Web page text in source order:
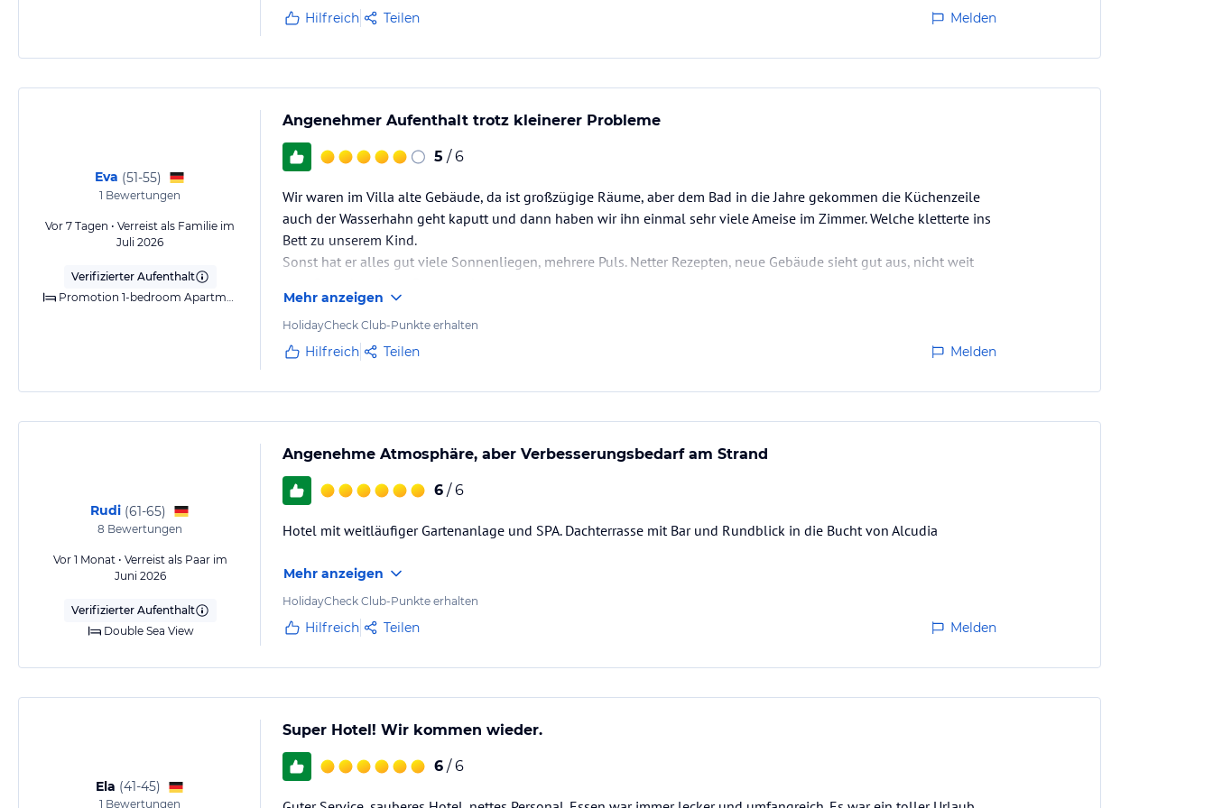
TUI bearbeitet meine Reklamation auch nicht, weil ich vor Ort einfach von 15 Sachen Beweisfotos und Protokolle
anfertigen und gegenzeichnen lassen soll, statt wenigstens etwas aus meinem sowieso schon kurzen
Familienurlaub zu machen?
Hilfreich Teilen Melden
Eva (51-55)
1 Bewertungen
Vor 7 Tagen • Verreist als Familie im
Juli 2026
Verifizierter Aufenthalt
Promotion 1-bedroom Apartment
Angenehmer Aufenthalt trotz kleinerer Probleme
5 / 6
Wir waren im Villa alte Gebäude, da ist großzügige Räume, aber dem Bad in die Jahre gekommen die Küchenzeile
auch der Wasserhahn geht kaputt und dann haben wir ihn einmal sehr viele Ameise im Zimmer. Welche kletterte ins
Bett zu unserem Kind.
Sonst hat er alles gut viele Sonnenliegen, mehrere Puls. Netter Rezepten, neue Gebäude sieht gut aus, nicht weit
Mehr anzeigen
HolidayCheck Club-Punkte erhalten
Hilfreich Teilen Melden
Rudi (61-65)
8 Bewertungen
Vor 1 Monat • Verreist als Paar im
Juni 2026
Verifizierter Aufenthalt
Double Sea View
Angenehme Atmosphäre, aber Verbesserungsbedarf am Strand
6 / 6
Hotel mit weitläufiger Gartenanlage und SPA. Dachterrasse mit Bar und Rundblick in die Bucht von Alcudia
Mehr anzeigen
HolidayCheck Club-Punkte erhalten
Hilfreich Teilen Melden
Ela (41-45)
1 Bewertungen
Super Hotel! Wir kommen wieder.
6 / 6